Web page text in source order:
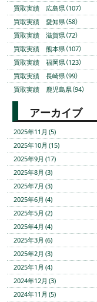
買取実績 広島県（107）
買取実績 愛知県（58）
買取実績 滋賀県（72）
買取実績 熊本県（107）
買取実績 福岡県（123）
買取実績 長崎県（99）
買取実績 鹿児島県（94）
アーカイブ
2025年11月 (5)
2025年10月 (15)
2025年9月 (17)
2025年8月 (3)
2025年7月 (3)
2025年6月 (4)
2025年5月 (2)
2025年4月 (4)
2025年3月 (6)
2025年2月 (3)
2025年1月 (4)
2024年12月 (3)
2024年11月 (5)